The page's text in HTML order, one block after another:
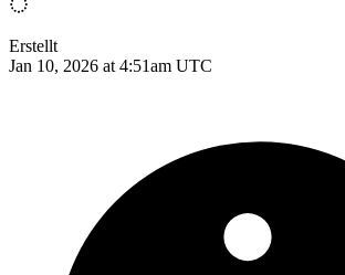
Erstellt
Jan 10, 2026 at 4:51am UTC